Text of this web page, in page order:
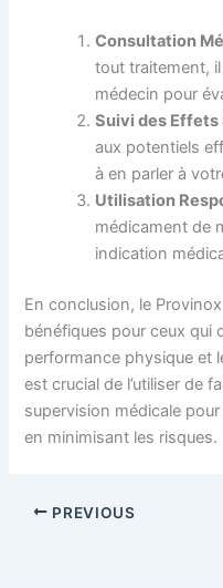
Consultation
tout traitement,
médecin pour
Suivi des Effets
aux potentiels
à en parler à
Utilisation
médicament de
indication
En conclusion, le
bénéfiques pour ceux qui
performance physique et
est crucial de l’utiliser de
supervision médicale
en minimisant les risques.
PREVIOUS